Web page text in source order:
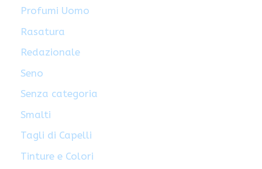
Profumi Uomo
Rasatura
Redazionale
Seno
Senza categoria
Smalti
Tagli di Capelli
Tinture e Colori